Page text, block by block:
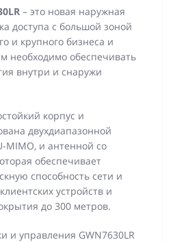
– это новая наружная
доступа с большой зоной
и крупного бизнеса и
необходимо обеспечивать
внутри и снаружи
корпус и
двухдиапазонной
MIMO, и антенной со
обеспечивает
способность сети и
устройств и
до 300 метров.
и управления GWN7630LR